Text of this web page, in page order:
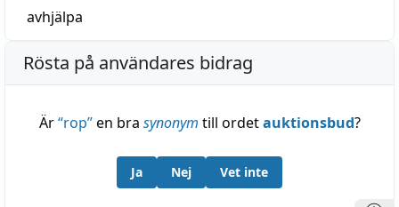
avhjälpa
Rösta på användares bidrag
Är“rop”en bra synonym till ordetauktionsbud?
Ja Nej Vet inte